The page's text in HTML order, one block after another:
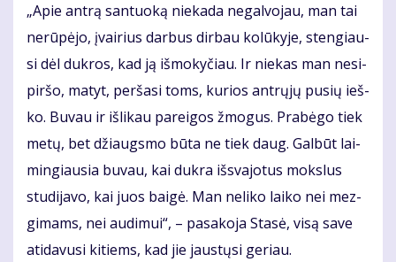
„Apie an­trą san­tuo­ką nie­ka­da ne­gal­vo­jau, man tai
ne­rū­pė­jo, įvai­rius dar­bus dir­bau ko­lū­ky­je, sten­giau­
si dėl duk­ros, kad ją iš­mo­ky­čiau. Ir nie­kas man ne­si­
pir­šo, ma­tyt, per­ša­si toms, ku­rios ant­rų­jų pu­sių ieš­
ko. Bu­vau ir iš­li­kau pa­rei­gos žmo­gus. Pra­bė­go tiek
me­tų, bet džiaugs­mo bū­ta ne tiek daug. Gal­būt lai­
min­giau­sia bu­vau, kai duk­ra iš­sva­jo­tus moks­lus
stu­di­ja­vo, kai juos bai­gė. Man ne­li­ko lai­ko nei mez­
gi­mams, nei au­di­mui“, – pa­sa­ko­ja Sta­sė, vi­są sa­ve
ati­da­vu­si ki­tiems, kad jie jaus­tų­si ge­riau.